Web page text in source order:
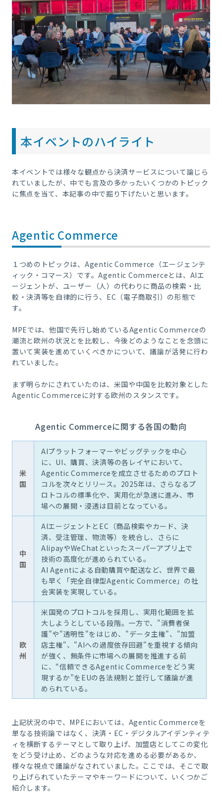
本イベントのハイライト
本イベントでは様々な観点から決済サービスについて論じら
れていましたが、中でも言及の多かったいくつかのトピック
に焦点を当て、本記事の中で掘り下げたいと思います。
Agentic Commerce
１つめのトピックは、Agentic Commerce（エージェンテ
ィック・コマース）です。Agentic Commerceとは、AIエ
ージェントが、ユーザー（人）の代わりに商品の検索・比
較・決済等を自律的に行う、EC（電子商取引）の形態で
す。
MPEでは、他国で先行し始めているAgentic Commerceの
潮流と欧州の状況とを比較し、今後どのようなことを念頭に
置いて実装を進めていくべきかについて、議論が活発に行わ
れていました。
まず明らかにされていたのは、米国や中国を比較対象とした
Agentic Commerceに対する欧州のスタンスです。
Agentic Commerceに関する各国の動向
米
国
AIプラットフォーマーやビッグテックを中心
に、UI、購買、決済等の各レイヤにおいて、
Agentic Commerceを成立させるためのプロト
コルを次々とリリース。2025年は、さらなるプ
ロトコルの標準化や、実用化が急速に進み、市
場への展開・浸透は目前となっている。
中
国
AIエージェントとEC（商品検索やカード、決
済、受注管理、物流等）を統合し、さらに
AlipayやWeChatといったスーパーアプリ上で
技術の高度化が進められている。
AI Agentによる自動購買や配送など、世界で最
も早く「完全自律型Agentic Commerce」の社
会実装を実現している。
欧
州
米国発のプロトコルを採用し、実用化範囲を拡
大しようとしている段階。一方で、"消費者保
護"や"透明性"をはじめ、"データ主権"、"加盟
店主権"、"AIへの過度依存回避"を重視する傾向
が強く、無条件に市場への展開を推進する前
に、“信頼できるAgentic Commerceをどう実
現するか”をEUの各法規制と並行して議論が進
められている。
上記状況の中で、MPEにおいては、Agentic Commerceを
単なる技術論ではなく、決済・EC・デジタルアイデンティテ
ィを横断するテーマとして取り上げ、加盟店としてこの変化
をどう受け止め、どのような対応を進める必要があるか、
様々な視点で議論がなされていました。ここでは、そこで取
り上げられていたテーマやキーワードについて、いくつかご
紹介します。